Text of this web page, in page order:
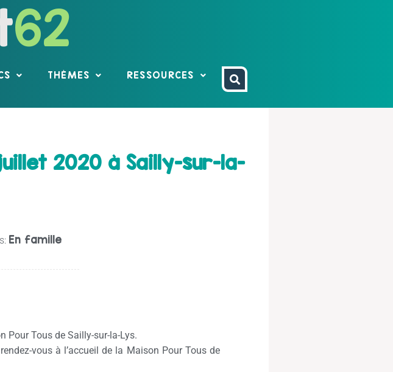
62
THÈMES RESSOURCES
2020 à Sailly-sur-la-
En famille
Pour Tous de Sailly-sur-la-Lys.
vous à l’accueil de la Maison Pour Tous de